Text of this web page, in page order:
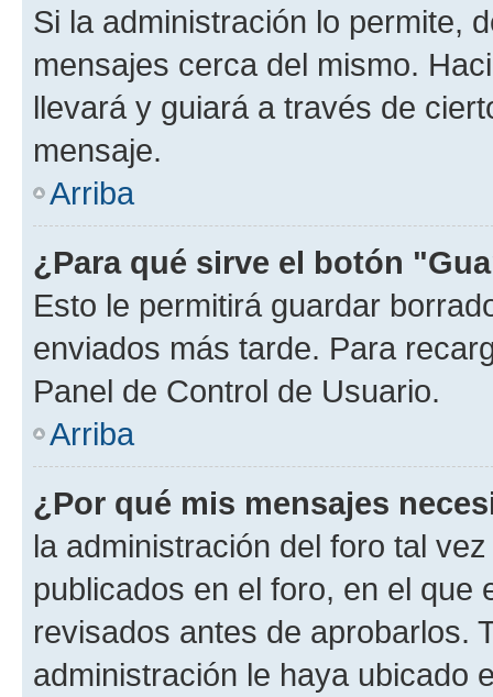
Si la administración lo permite,
mensajes cerca del mismo.
llevará y guiará a través de
mensaje.
Arriba
¿Para qué sirve el botón
Esto le permitirá guardar
enviados más tarde. Para
Panel de Control de Usuario.
Arriba
¿Por qué mis mensajes
la administración del foro tal
publicados en el foro, en el
revisados antes de aprobarlos.
administración le haya ubicado